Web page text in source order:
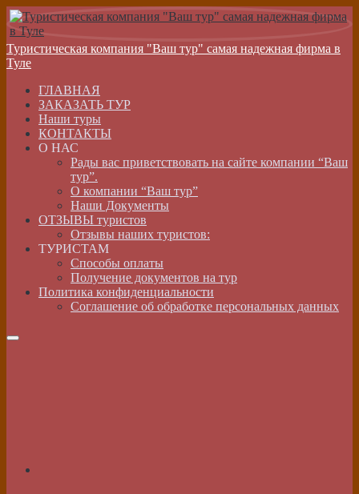
Туристическая компания "Ваш тур" самая надежная фирма в
Туле
ГЛАВНАЯ
ЗАКАЗАТЬ ТУР
Наши туры
КОНТАКТЫ
О НАС
Рады вас приветствовать на сайте компании “Ваш
тур”.
О компании “Ваш тур”
Наши Документы
ОТЗЫВЫ туристов
Отзывы наших туристов:
ТУРИСТАМ
Способы оплаты
Получение документов на тур
Политика конфиденциальности
Соглашение об обработке персональных данных